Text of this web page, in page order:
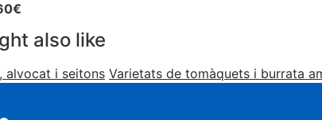
also like
alvocat i seitons Varietats de tomàquets i burrata